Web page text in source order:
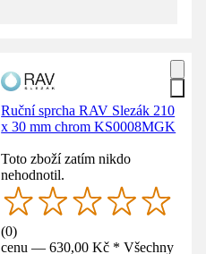
Ruční sprcha RAV Slezák 210
x 30 mm chrom KS0008MGK
Toto zboží zatím nikdo
nehodnotil.
(0)
cenu — 630,00 Kč * Všechny